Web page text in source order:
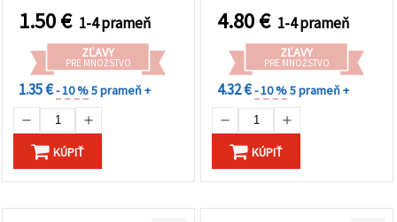
náramkov, náhrdelníkov a
DIY tvorbu
1.50€ 1-4 prameň
ZĽAVY
PRE MNOŽSTVO
1.35 €- 10 %5 prameň +
KÚPIŤ
4.80€ 1-4 prameň
ZĽAVY
PRE MNOŽSTVO
4.32 €- 10 %5 prameň +
KÚPIŤ